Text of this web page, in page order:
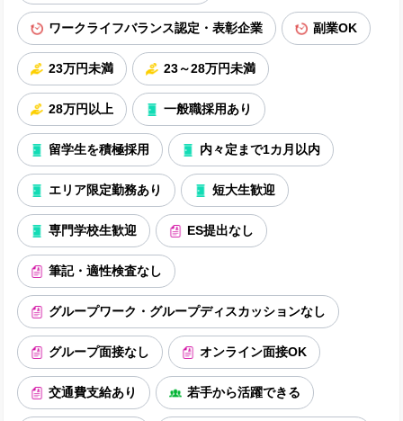
ワークライフバランス認定・表彰企業 副業OK
23万円未満 23～28万円未満
28万円以上 一般職採用あり
留学生を積極採用 内々定まで1カ月以内
エリア限定勤務あり 短大生歓迎
専門学校生歓迎 ES提出なし
筆記・適性検査なし
グループワーク・グループディスカッションなし
グループ面接なし オンライン面接OK
交通費支給あり 若手から活躍できる